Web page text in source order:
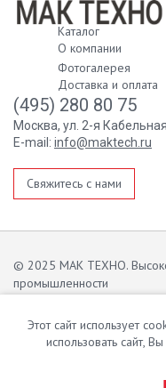
Каталог
О компании
Фотогалерея
Доставка и оплата
(495) 280 80 75
Москва, ул. 2-я
E-mail: info@maktech.ru
Свяжитесь с нами
© 2025 МАК ТЕХНО.
промышленности
Вся информация на сайте
не является публичной
Этот сайт использует
использовать сайт,